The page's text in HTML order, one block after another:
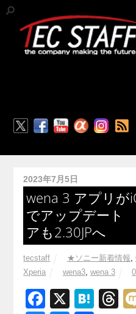
2023年7月5日
wena 3 アプリが
でアップデート
アも2.30JPへ
tecstaff ★ソニー新着情報,
Xperia
wena3, wena 3
F
X
H
T